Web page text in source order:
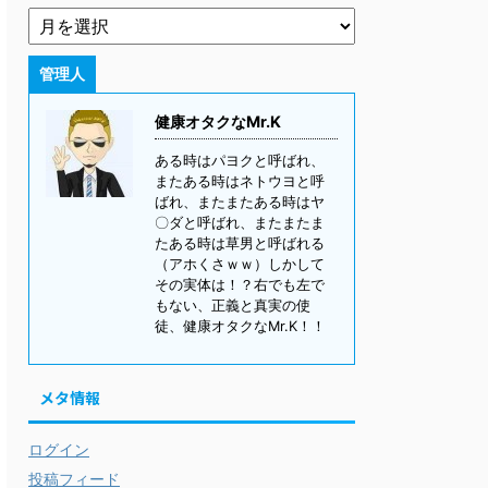
管理人
健康オタクなMr.K
ある時はパヨクと呼ばれ、
またある時はネトウヨと呼
ばれ、またまたある時はヤ
〇ダと呼ばれ、またまたま
たある時は草男と呼ばれる
（アホくさｗｗ）しかして
その実体は！？右でも左で
もない、正義と真実の使
徒、健康オタクなMr.K！！
メタ情報
ログイン
投稿フィード